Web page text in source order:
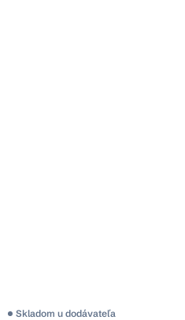
Skladom u dodávateľa